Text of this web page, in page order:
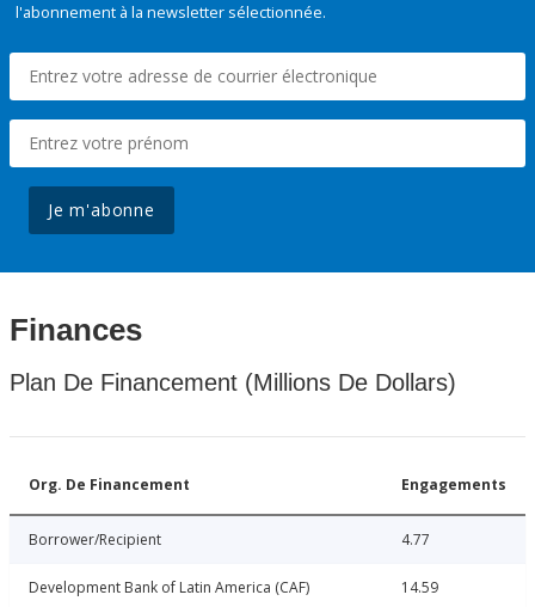
l'abonnement à la newsletter sélectionnée.
Je m'abonne
Finances
Plan De Financement (Millions De Dollars)
Org. De Financement Engagements
Borrower/Recipient 4.77
Development Bank of Latin America (CAF) 14.59